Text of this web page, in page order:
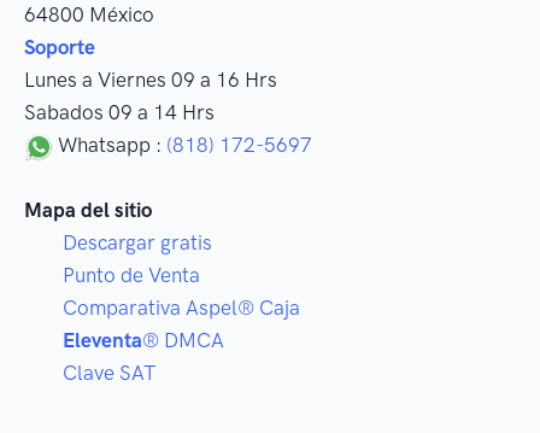
64800 México
Soporte
Lunes a Viernes 09 a 16 Hrs
Sabados 09 a 14 Hrs
Whatsapp : (818) 172-5697
Mapa del sitio
Descargar gratis
Punto de Venta
Comparativa Aspel® Caja
Eleventa® DMCA
Clave SAT